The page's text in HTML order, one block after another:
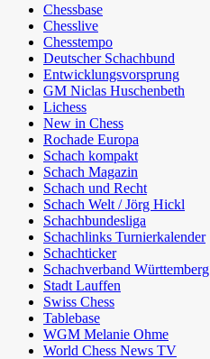
Chessbase
Chesslive
Chesstempo
Deutscher Schachbund
Entwicklungsvorsprung
GM Niclas Huschenbeth
Lichess
New in Chess
Rochade Europa
Schach kompakt
Schach Magazin
Schach und Recht
Schach Welt / Jörg Hickl
Schachbundesliga
Schachlinks Turnierkalender
Schachticker
Schachverband Württemberg
Stadt Lauffen
Swiss Chess
Tablebase
WGM Melanie Ohme
World Chess News TV